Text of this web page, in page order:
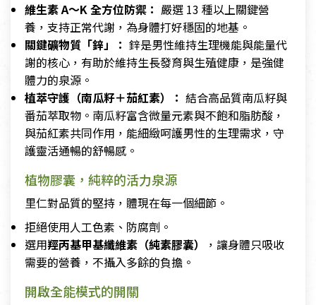
維生素 A～K 全方位防禦： 嚴選 13 種以上關鍵營
養，支持正常代謝，為身體打好穩固的地基。
關鍵礦物質「鋅」： 鋅是男性維持生理機能與能量代
謝的核心，有助於維持生長發育與生殖健康，是強健
體力的泉源。
植萃守護（南瓜籽＋茄紅素）： 結合高品質南瓜籽與
番茄萃取物。南瓜籽富含微量元素與不飽和脂肪酸，
與茄紅素共同作用，能細緻呵護男性的生理需求，守
護靈活通暢的舒暢感。
植物膠囊，純粹的活力泉源
里仁對品質的堅持，體現在每一個細節。
拒絕使用人工色素、防腐劑。
選用羥丙基甲基纖維素（純素膠囊）
，讓身體只吸收
需要的營養，不攝入多餘的負擔。
開啟全能模式的開關